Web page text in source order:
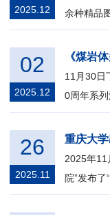
余种精品
拉国际书
2025.12
11月30日
0周年系
新与实践
02
2025.12
2025年11
院”发布
单，重庆
26
2025.11